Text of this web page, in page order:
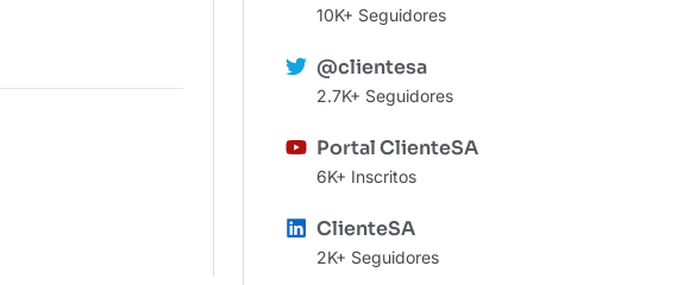
10K+ Seguidores
@clientesa
2.7K+ Seguidores
Portal ClienteSA
6K+ Inscritos
ClienteSA
2K+ Seguidores